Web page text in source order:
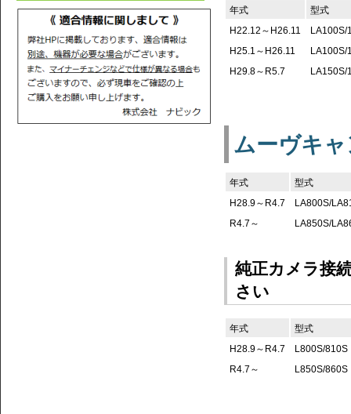
年式
型式
H22.12～H26.11
LA100S/
H25.1～H26.11
LA100S/
H29.8～R5.7
LA150S/
ムーヴキ
年式
型式
H28.9～R4.7
LA800S/
R4.7～
LA850S/
純正カメラ接
さい
年式
型式
H28.9～R4.7
L800S/810S
R4.7～
L850S/860S